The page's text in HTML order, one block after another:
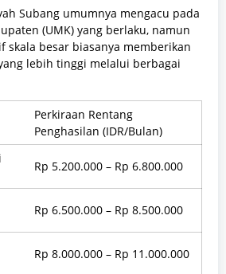
Subang umumnya mengacu pada
(UMK) yang berlaku, namun
skala besar biasanya memberikan
lebih tinggi melalui berbagai
Perkiraan Rentang
Penghasilan (IDR/Bulan)
Rp 5.200.000 – Rp 6.800.000
Rp 6.500.000 – Rp 8.500.000
Rp 8.000.000 – Rp 11.000.000